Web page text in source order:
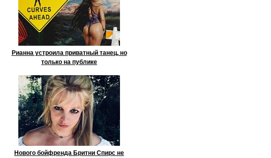
Рианна устроила приватный танец, но
только на публике
Нового бойфренда Бритни Спирс не